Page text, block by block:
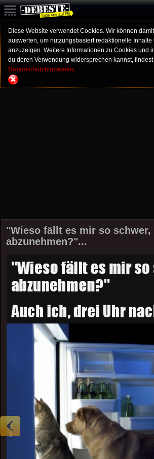
Diese Website verwendet Cookies. Wir können
auswerten, um nutzungsbasiert redaktionelle Inhalte
anzuzeigen. Weitere Informationen zu Cookies und
du deren Verwendung widersprechen kannst,
Datenschutzhinweisen.
"Wieso fällt es mir so schwer,
abzunehmen?"...